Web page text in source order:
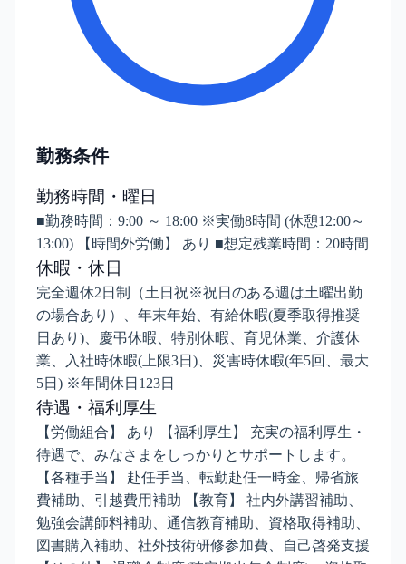
勤務条件
勤務時間・曜日
■勤務時間：9:00 ～ 18:00 ※実働8時間 (休憩12:00～
13:00) 【時間外労働】 あり ■想定残業時間：20時間
休暇・休日
完全週休2日制（土日祝※祝日のある週は土曜出勤
の場合あり）、年末年始、有給休暇(夏季取得推奨
日あり)、慶弔休暇、特別休暇、育児休業、介護休
業、入社時休暇(上限3日)、災害時休暇(年5回、最大
5日) ※年間休日123日
待遇・福利厚生
【労働組合】 あり 【福利厚生】 充実の福利厚生・
待遇で、みなさまをしっかりとサポートします。
【各種手当】 赴任手当、転勤赴任一時金、帰省旅
費補助、引越費用補助 【教育】 社内外講習補助、
勉強会講師料補助、通信教育補助、資格取得補助、
図書購入補助、社外技術研修参加費、自己啓発支援